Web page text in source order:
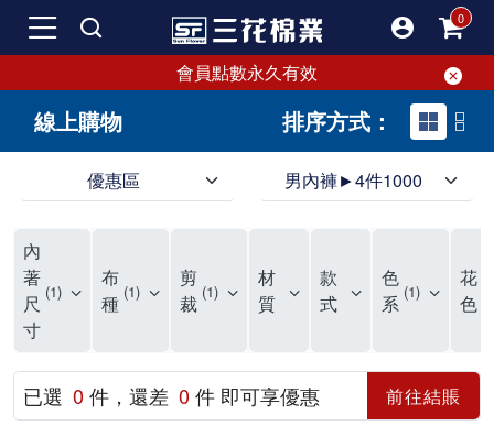
會員點數永久有效
線上購物 排序方式：
優惠區 男內褲►4件1000
三花男內褲提供最平實好搭的男內褲選擇。採用高品質原料製成，三花男內褲擁有絕佳彈性與透氣度，怎麼穿都舒適不用擔心造成肌膚困擾，立體剪裁全面大升級，滿意度百分百。
三花男內褲是男生首選品牌，適合休閒與運動。彈性好，人體工學剪裁，立體效果佳，舒適感大提升，魅力指數破表！
市佔率高達50年！三花專注設計，提升舒適與耐用，針對亞洲男性剪裁，大動作不卡襠。
三花男內褲採用優質棉料製成，褲身擁有超過千個散熱孔，吸汗透氣，柔順舒適，解決一般男內褲的悶熱問題。針對亞洲男性體型的立體剪裁設計，告別卡襠煩惱，自如大動作。三花男內褲市佔率高，專注製造與開發超過50年，提升舒適度與耐用性，深受網友推崇。五片式剪裁設計，適合各種身形及風格，給予肌膚前所未有的透氣舒適體驗。
【心情閒聊】男內褲的一些小心得?! 身為一名廣告代理商的社群小編，每次接到新客戶都需做好充足的產業功課，以免在撰寫廣告時顯得膚淺。美妝和流行服飾的客戶總讓我感到一點小確幸，因為可以搶先試用到新產品，或請客戶幫忙以員工價購買商品，讓人有中獎的小喜悅。 這次的客戶卻是-男內褲! 男內褲! 男內褲! 由於是第一次接觸這類產品，所以特地重複三次來表達內心的震驚。因為獨處時間較長，對於男內褲的研究多少有些害羞。因而硬著頭皮買了好幾件男內褲進行研究。 家裡沒有兄弟，也沒有可以直接聊男內褲的男性朋友，自己去買男內褲真的需要一些勇氣。我感謝現在的高科技網購，讓我不用親自到店面盯著男內褲看，也能輕鬆購買到不同種類的男內褲，真是感恩網路! 在Google搜尋 ""男內褲""，瞬間出現許多品牌，男內褲的世界真是博大精深呢。我開始扮演男內褲研究生，對男內褲進行分類：從長短、高低中腰到情趣男內褲，各式各樣應有盡有。好險此次的客戶是比較中規中矩的，情趣類的男內褲不在研究範圍，不然一直盯著穿內褲的模特兒看也太難為情了。 男內褲的設計功能其實不亞於女生內衣。由於男生身體結構的關係，需要更細心的設計。市面上較大的品牌有老牌的三花、三槍、宜而爽等，還有大手筆請代言人的CK、PLAYBOY等品牌。要選男內褲，實在需要下些功夫。 我將男內褲分為兩個面向：花色和功能設計。選擇男內褲的花色非常重要，因為能看出個人的品味和對內外搭配的重視程度。宅男們穿著50歲阿伯的花色內褲，或是穿白褲子搭配大黑色內褲，都是不OK的搭配。 功能設計則是對重要部位的保?。為了確保舒適性，有的內褲設計了開襟方便上廁所，有的設計了專屬囊袋固定，更有五片立體剪裁，或者強調視覺效果的內褲。這些設計不僅滿足基本的生理需求，更進階到心靈上的滿足。 以往從未想過要認真研究男內褲，直到這次工作的契機才真正了解男內褲的繁複。男內褲花色多樣，研究起來花費了不少時間。與男內褲客戶窗口交流，我這個女專案可能會有一段尷尬期，希望自己討論時不會笑場。雖然我無法真正體驗男內褲的全部功能，但透過揣測和客戶專業的回答，依然探詢到了許多有趣的現象。 某些網友反應某些國外品牌的男內褲不好穿，可能因為這些品牌是按照西方身材比例製造，不太適合台灣男性。同樣的現象也出現在女性內衣上，所以選擇適合自己的內褲才是最重要的。 以上只是我的心情抒發，沒有針對任何一家男內褲品牌，歡迎更多對男內褲有興趣的朋友加入研究行列！"
內
著
尺
寸
1
布
種 1
剪
裁 1
材
質
款
式
色
系 1
花
色
已選 0件，還差 0件 即可享優惠 前往結賬